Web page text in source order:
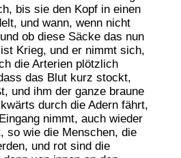
bis sie den Kopf in einen
und wann, wenn nicht
ob diese Säcke das nun
Krieg, und er nimmt sich,
die Arterien plötzlich
das Blut kurz stockt,
und ihm der ganze braune
durch die Adern fährt,
nimmt, auch wieder
so wie die Menschen, die
und rot sind die